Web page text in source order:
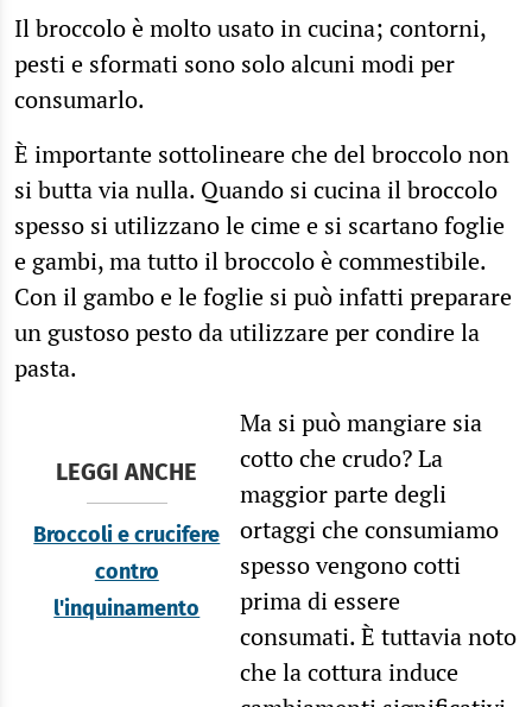
Il broccolo è molto usato in cucina; contorni,
pesti e sformati sono solo alcuni modi per
consumarlo.
È importante sottolineare che del broccolo non
si butta via nulla. Quando si cucina il broccolo
spesso si utilizzano le cime e si scartano foglie
e gambi, ma tutto il broccolo è commestibile.
Con il gambo e le foglie si può infatti preparare
un gustoso pesto da utilizzare per condire la
pasta.
LEGGI ANCHE
Broccoli e crucifere
contro
l'inquinamento
Ma si può mangiare sia
cotto che crudo? La
maggior parte degli
ortaggi che consumiamo
spesso vengono cotti
prima di essere
consumati. È tuttavia noto
che la cottura induce